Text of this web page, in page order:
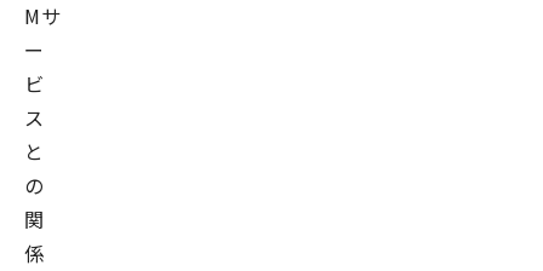
Mサ
ー
ビ
ス
と
の
関
係